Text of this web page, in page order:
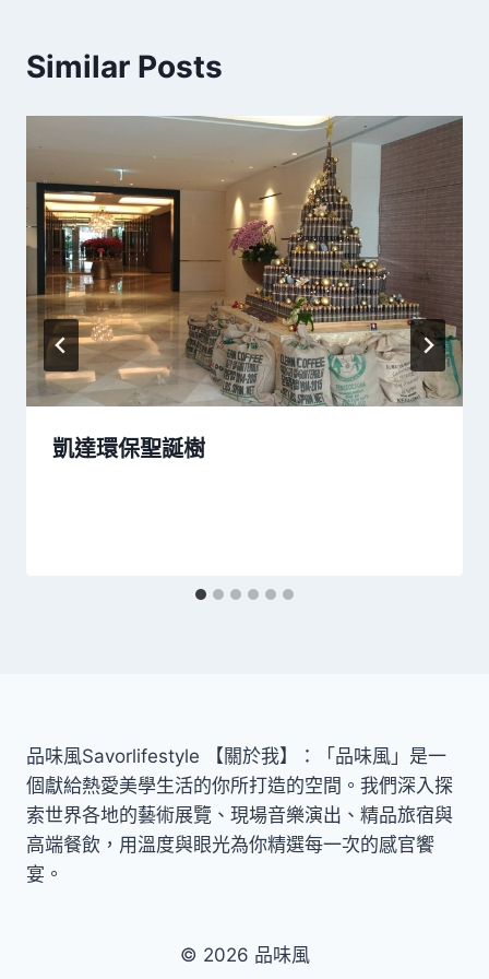
Similar Posts
凱達環保聖誕樹
品味風Savorlifestyle 【關於我】：「品味風」是一
個獻給熱愛美學生活的你所打造的空間。我們深入探
索世界各地的藝術展覽、現場音樂演出、精品旅宿與
高端餐飲，用溫度與眼光為你精選每一次的感官饗
宴。
© 2026 品味風